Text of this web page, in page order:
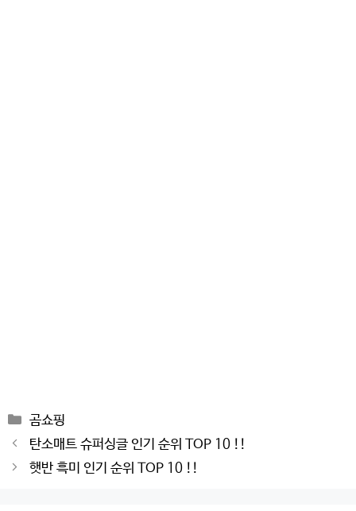
Categories
곰쇼핑
Post
navigation
탄소매트 슈퍼싱글 인기 순위 TOP 10 !!
햇반 흑미 인기 순위 TOP 10 !!